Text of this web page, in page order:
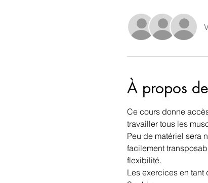
À propos
Ce cours donne
travailler tous les
Peu de matériel sera
facilement
flexibilité.
Les exercices en